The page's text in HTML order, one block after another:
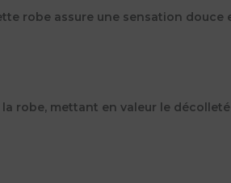
robe assure une sensation
robe, mettant en valeur le